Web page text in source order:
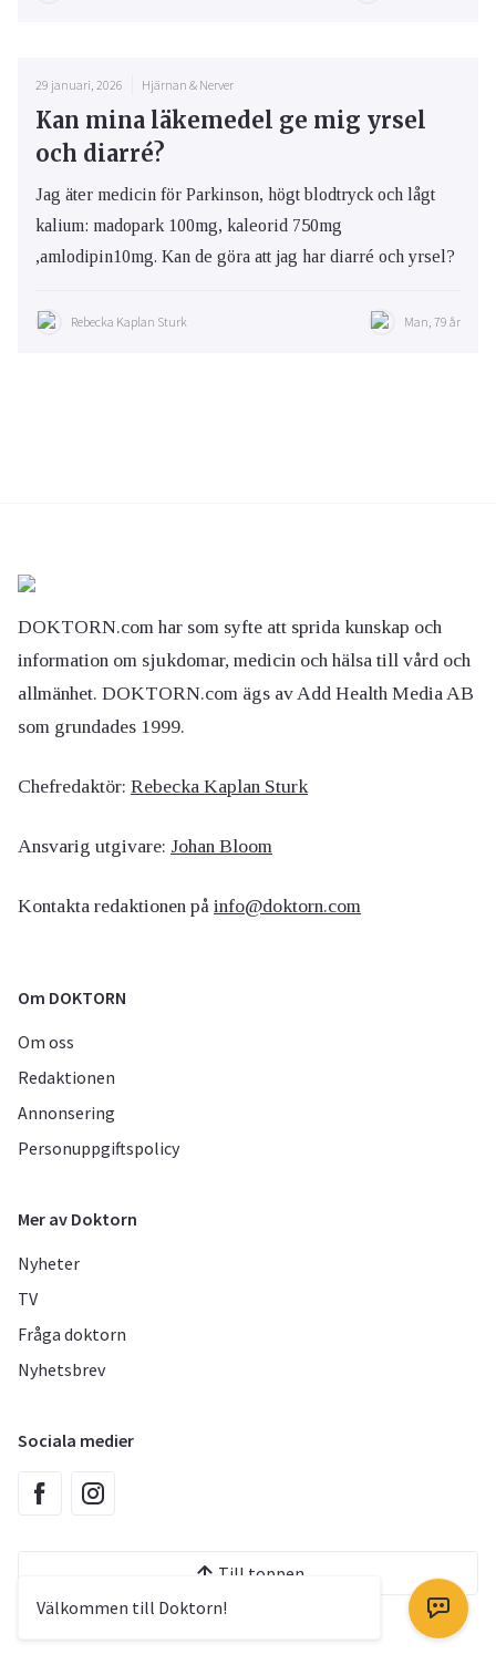
29 januari, 2026 Hjärnan & Nerver
Kan mina läkemedel ge mig yrsel
och diarré?
Jag äter medicin för Parkinson, högt blodtryck och lågt
kalium: madopark 100mg, kaleorid 750mg
,amlodipin10mg. Kan de göra att jag har diarré och yrsel?
Rebecka Kaplan Sturk Man, 79 år
Välkommen till Doktorn!
DOKTORN.com har som syfte att sprida kunskap och
information om sjukdomar, medicin och hälsa till vård och
allmänhet. DOKTORN.com ägs av Add Health Media AB
som grundades 1999.
Chefredaktör: Rebecka Kaplan Sturk
Ansvarig utgivare: Johan Bloom
Kontakta redaktionen på info@doktorn.com
Om DOKTORN
Om oss
Redaktionen
Annonsering
Personuppgiftspolicy
Mer av Doktorn
Nyheter
TV
Fråga doktorn
Nyhetsbrev
Sociala medier
Till toppen